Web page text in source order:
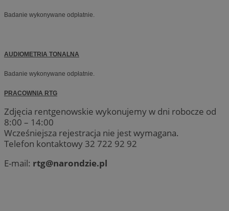
Badanie wykonywane odpłatnie.
AUDIOMETRIA TONALNA
Badanie wykonywane odpłatnie.
PRACOWNIA RTG
Zdjęcia rentgenowskie wykonujemy w dni robocze od
8:00 – 14:00
Wcześniejsza rejestracja nie jest wymagana.
Telefon kontaktowy 32 722 92 92
E-mail: rtg@narondzie.pl